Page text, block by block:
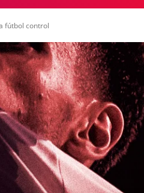
fútbol control